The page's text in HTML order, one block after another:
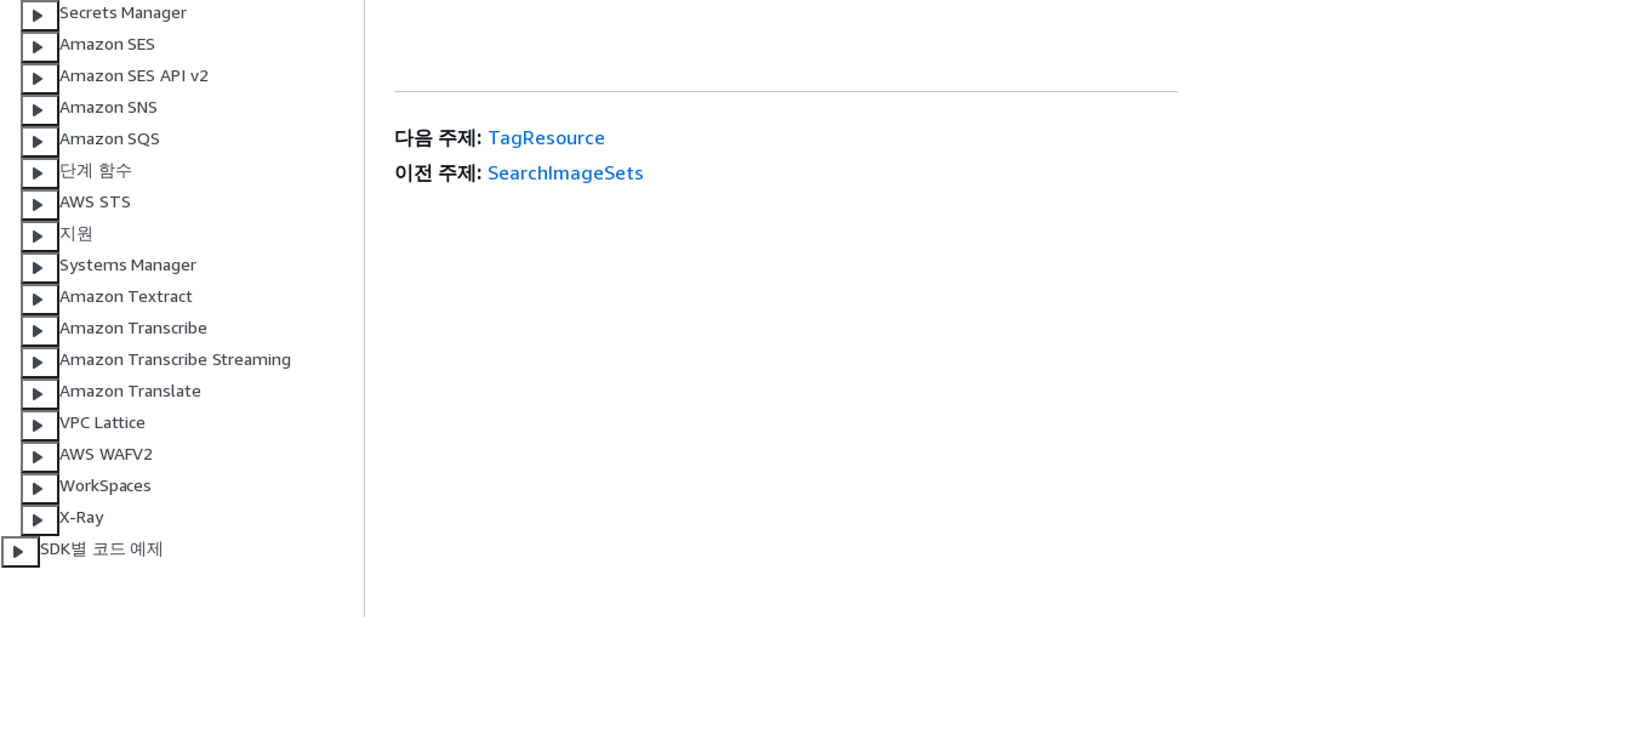
Secrets Manager
Amazon SES
Amazon SES API v2
Amazon SNS
Amazon SQS
단계 함수
AWS STS
지원
Systems Manager
Amazon Textract
Amazon Transcribe
Amazon Transcribe Streaming
Amazon Translate
VPC Lattice
AWS WAFV2
WorkSpaces
X-Ray
SDK별 코드 예제
다음 주제: TagResource
이전 주제: SearchImageSets